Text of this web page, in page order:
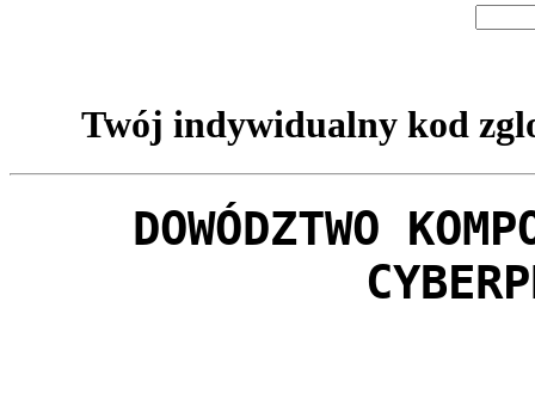
Twój indywidualny kod
DOWÓDZTWO